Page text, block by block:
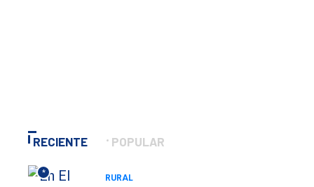
RECIENTE POPULAR
*
RURAL